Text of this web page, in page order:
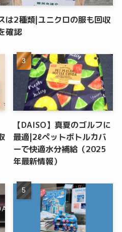
は2種類|ユニクロの服も回収
確認
【DAISO】真夏のゴルフに
最適|2ℓペットボトルカバ
ーで快適水分補給（2025
年最新情報）